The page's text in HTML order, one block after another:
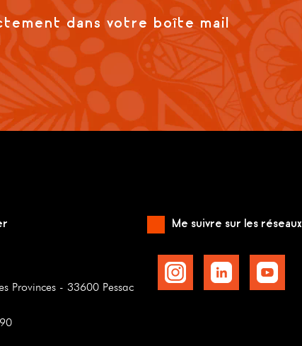
dans votre boîte mail
Provinces - 33600 Pessac
Me suivre sur les réseaux